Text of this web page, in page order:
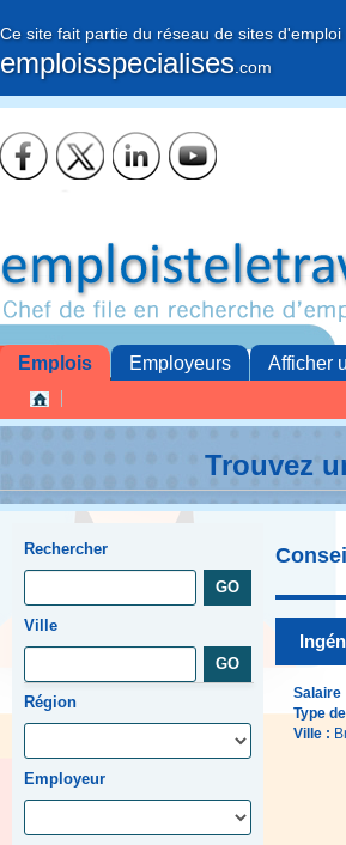
Ce site fait partie du réseau de sites d'emploi
emploisspecialises .com
Emplois Employeurs Afficher
Trouvez
Rechercher
Ville
Région
Employeur
Salaire
Type
Ville :